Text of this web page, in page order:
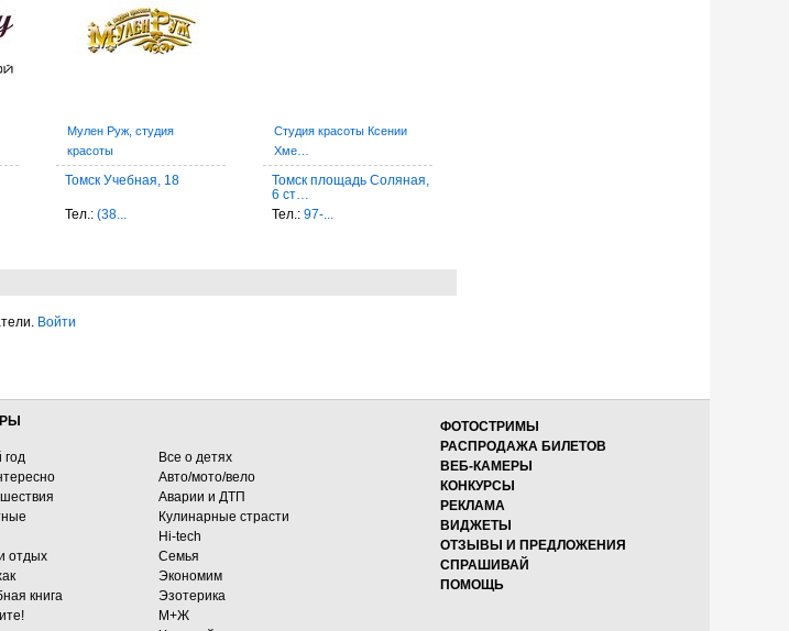
Мулен Руж, студия
красоты
Томск Учебная, 18
Тел.: (38...
Студия красоты Ксении
Хме…
Томск площадь Соляная,
6 ст…
Тел.: 97-...
Войти
год
Все о детях
Авто/мото/вело
Аварии и ДТП
Кулинарные страсти
Hi-tech
отдых
Семья
Экономим
книга
Эзотерика
М+Ж
ФОТОСТРИМЫ
РАСПРОДАЖА БИЛЕТОВ
ВЕБ-КАМЕРЫ
КОНКУРСЫ
РЕКЛАМА
ВИДЖЕТЫ
ОТЗЫВЫ И ПРЕДЛОЖЕНИЯ
СПРАШИВАЙ
ПОМОЩЬ